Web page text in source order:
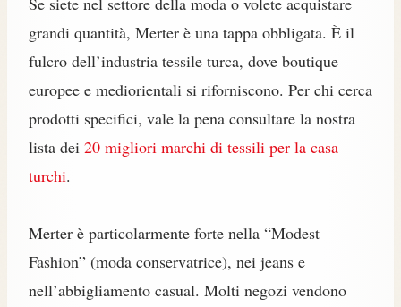
grandi quantità, Merter è una tappa obbligata. È il
fulcro dell’industria tessile turca, dove boutique
europee e mediorientali si riforniscono. Per chi cerca
prodotti specifici, vale la pena consultare la nostra
lista dei 20 migliori marchi di tessili per la casa
turchi.
Merter è particolarmente forte nella “Modest
Fashion” (moda conservatrice), nei jeans e
nell’abbigliamento casual. Molti negozi vendono